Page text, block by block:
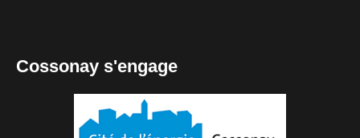
Cossonay s'engage